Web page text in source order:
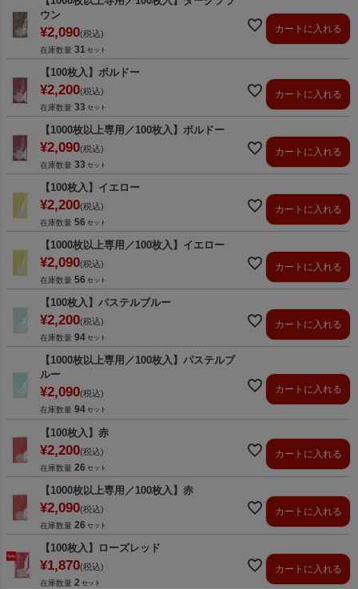
ウン
¥2,090 税込
在庫数量 31
カートに入れる
【100枚入】ボルドー
¥2,200 税込
在庫数量 33
カートに入れる
【1000枚以上専用／100枚入】ボルドー
¥2,090 税込
在庫数量 33
カートに入れる
【100枚入】イエロー
¥2,200 税込
在庫数量 56
カートに入れる
【1000枚以上専用／100枚入】イエロー
¥2,090 税込
在庫数量 56
カートに入れる
【100枚入】パステルブルー
¥2,200 税込
在庫数量 94
カートに入れる
【1000枚以上専用／100枚入】パステルブ
ルー
¥2,090 税込
在庫数量 94
カートに入れる
【100枚入】赤
¥2,200 税込
在庫数量 26
カートに入れる
【1000枚以上専用／100枚入】赤
¥2,090 税込
在庫数量 26
カートに入れる
【100枚入】ローズレッド
¥1,870 税込
在庫数量 2
カートに入れる